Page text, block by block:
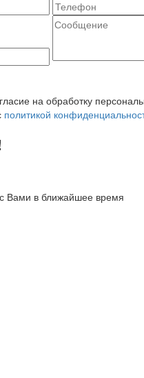
на обработку
политикой
Вами в ближайшее время